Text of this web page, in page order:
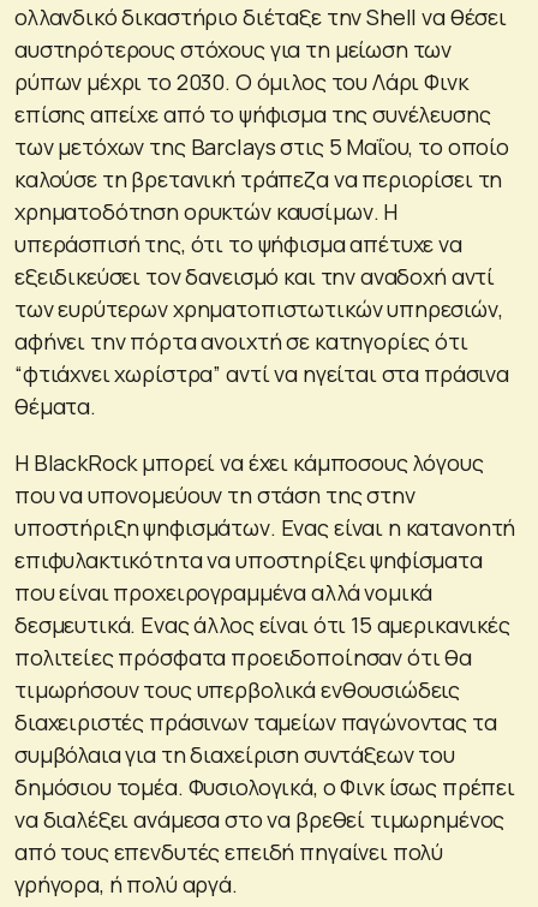
ολλανδικό δικαστήριο διέταξε την Shell να θέσει
αυστηρότερους στόχους για τη μείωση των
ρύπων μέχρι το 2030. Ο όμιλος του Λάρι Φινκ
επίσης απείχε από το ψήφισμα της συνέλευσης
των μετόχων της Barclays στις 5 Μαΐου, το οποίο
καλούσε τη βρετανική τράπεζα να περιορίσει τη
χρηματοδότηση ορυκτών καυσίμων. Η
υπεράσπισή της, ότι το ψήφισμα απέτυχε να
εξειδικεύσει τον δανεισμό και την αναδοχή αντί
των ευρύτερων χρηματοπιστωτικών υπηρεσιών,
αφήνει την πόρτα ανοιχτή σε κατηγορίες ότι
“φτιάχνει χωρίστρα” αντί να ηγείται στα πράσινα
θέματα.
Η BlackRock μπορεί να έχει κάμποσους λόγους
που να υπονομεύουν τη στάση της στην
υποστήριξη ψηφισμάτων. Ενας είναι η κατανοητή
επιφυλακτικότητα να υποστηρίξει ψηφίσματα
που είναι προχειρογραμμένα αλλά νομικά
δεσμευτικά. Ενας άλλος είναι ότι 15 αμερικανικές
πολιτείες πρόσφατα προειδοποίησαν ότι θα
τιμωρήσουν τους υπερβολικά ενθουσιώδεις
διαχειριστές πράσινων ταμείων παγώνοντας τα
συμβόλαια για τη διαχείριση συντάξεων του
δημόσιου τομέα. Φυσιολογικά, ο Φινκ ίσως πρέπει
να διαλέξει ανάμεσα στο να βρεθεί τιμωρημένος
από τους επενδυτές επειδή πηγαίνει πολύ
γρήγορα, ή πολύ αργά.